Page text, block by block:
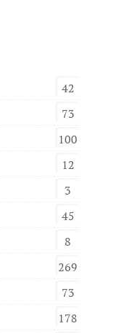
42
73
100
12
3
45
8
269
73
178